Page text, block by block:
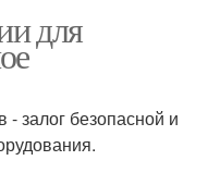
для
залог безопасной и